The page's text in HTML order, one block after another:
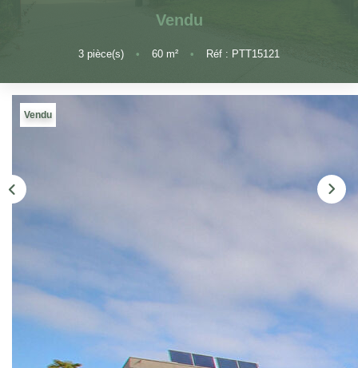
LES AGENCES
Qui Sommes-Nous
Notre Équipe
Vendu
3 pièce(s) • 60 m² • Réf : PTT15121
Vendu